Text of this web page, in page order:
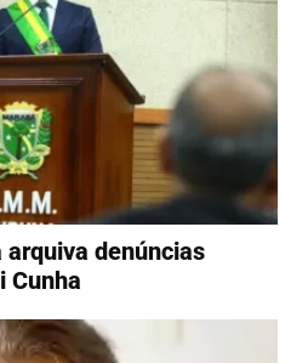
denúncias
Cunha